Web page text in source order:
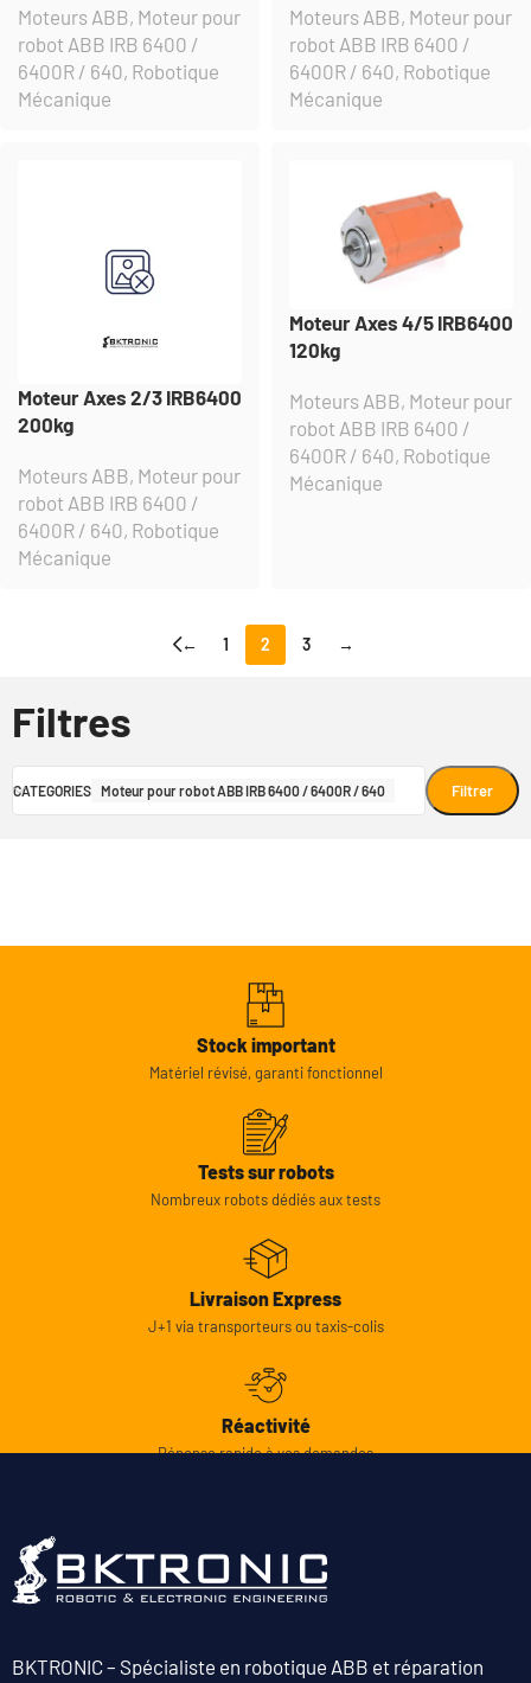
Moteurs ABB, Moteur pour
robot ABB IRB 6400 /
6400R / 640, Robotique
Mécanique
Moteurs ABB, Moteur pour
robot ABB IRB 6400 /
6400R / 640, Robotique
Mécanique
Moteur Axes 2/3 IRB6400
200kg
Moteurs ABB, Moteur pour
robot ABB IRB 6400 /
6400R / 640, Robotique
Mécanique
Moteur Axes 4/5 IRB6400
120kg
Moteurs ABB, Moteur pour
robot ABB IRB 6400 /
6400R / 640, Robotique
Mécanique
← 1 2 3 →
Filtres
CATEGORIES Moteur pour robot ABB IRB 6400 / 6400R / 640 Filtrer
Stock important
Matériel révisé, garanti fonctionnel
Tests sur robots
Nombreux robots dédiés aux tests
Livraison Express
J+1 via transporteurs ou taxis-colis
Réactivité
Réponse rapide à vos demandes
BKTRONIC – Spécialiste en robotique ABB et réparation